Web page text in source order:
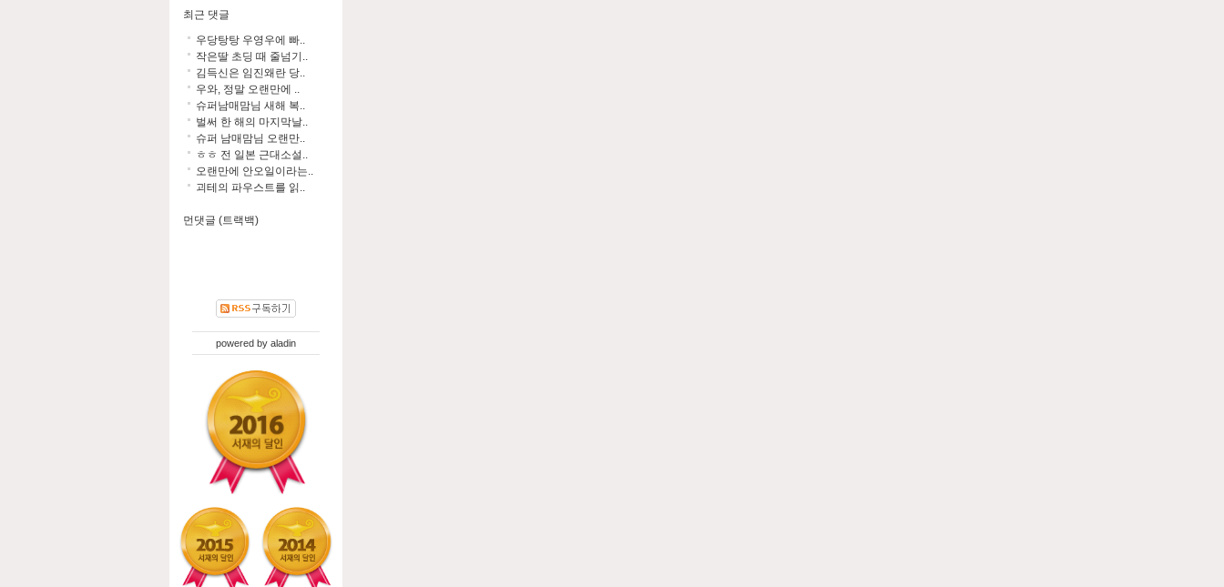
최근 댓글
우당탕탕 우영우에 빠..
작은딸 초딩 때 줄넘기..
김득신은 임진왜란 당..
우와, 정말 오랜만에 ..
슈퍼남매맘님 새해 복..
벌써 한 해의 마지막날..
슈퍼 남매맘님 오랜만..
ㅎㅎ 전 일본 근대소설..
오랜만에 안오일이라는..
괴테의 파우스트를 읽..
먼댓글 (트랙백)
powered by aladin